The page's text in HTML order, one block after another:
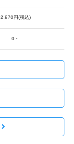
2,970円(税込)
0・